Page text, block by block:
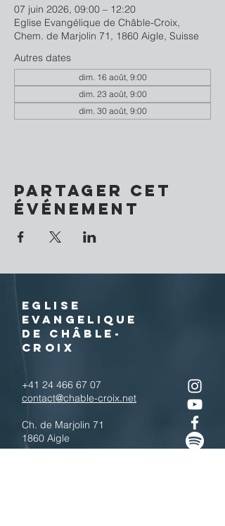
07 juin 2026, 09:00 – 12:20
Eglise Evangélique de Châble-Croix,
Chem. de Marjolin 71, 1860 Aigle, Suisse
Autres dates
dim. 16 août, 9:00
dim. 23 août, 9:00
dim. 30 août, 9:00
Partager cet
événement
EGLISE
EVANGELIQUE
DE CHÂBLE-
CROIX
+41 24 466 67 07
contact@chable-croix.net
Ch. de Marjolin 71
1860 Aigle